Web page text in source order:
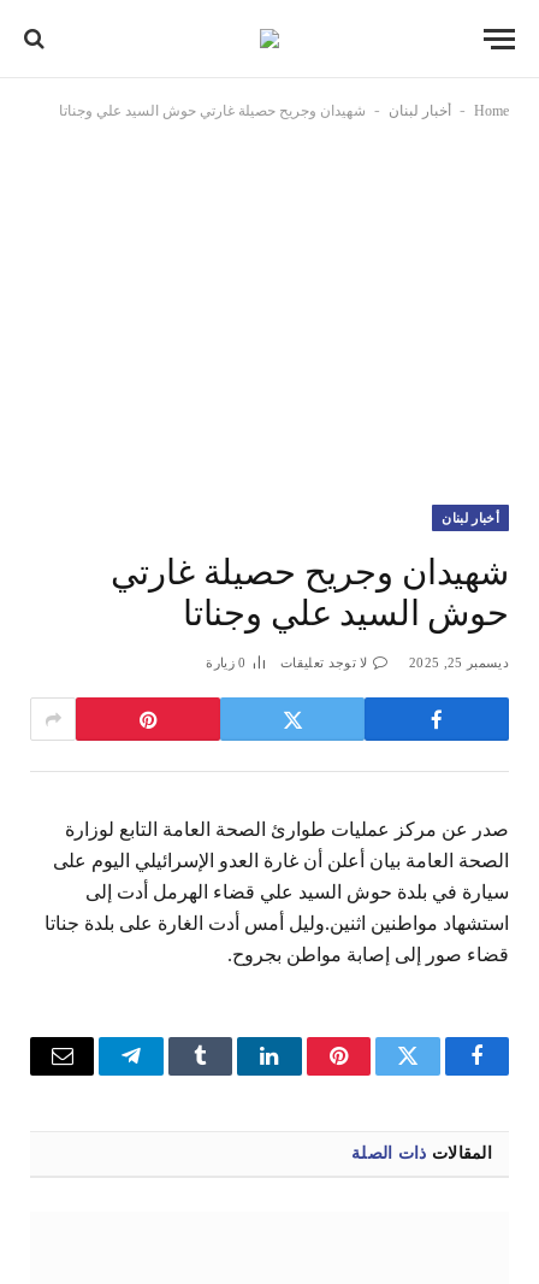
Home
- أخبار لبنان - شهيدان وجريح حصيلة غارتي حوش السيد علي وجناتا
أخبار لبنان
شهيدان وجريح حصيلة غارتي
حوش السيد علي وجناتا
ديسمبر 25, 2025 لا توجد تعليقات 0 زيارة
صدر عن مركز عمليات طوارئ الصحة العامة التابع لوزارة
الصحة العامة بيان أعلن أن غارة العدو الإسرائيلي اليوم على
سيارة في بلدة حوش السيد علي قضاء الهرمل أدت إلى
استشهاد مواطنين اثنين.وليل أمس أدت الغارة على بلدة جناتا
قضاء صور إلى إصابة مواطن بجروح.
فيسبوكتويتر بينتيريستلينكدإن Tumblr تيلقرام البريد
المقالات ذات الصلة